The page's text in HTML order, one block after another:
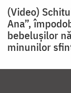
(Video)
Ana”,
bebelușilor
minunilor